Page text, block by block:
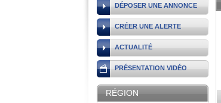
DÉPOSER UNE ANNONCE
CRÉER UNE ALERTE
ACTUALITÉ
PRÉSENTATION VIDÉO
RÉGION